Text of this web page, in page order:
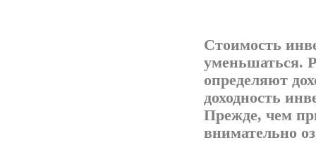
Стоимость
уменьшаться.
определяют
доходность
Прежде, чем
внимательно